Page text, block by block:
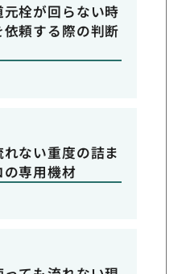
栓が回らない時
頼する際の判断
ない重度の詰ま
の専用機材